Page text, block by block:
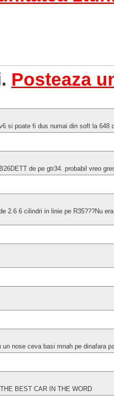
Posteaza
si poate fi dus numai din soft la 648
de pe gtr34. probabil vreo
2.6 6 cilindri in linie pe R35???Nu
nose ceva basi mnah pe dinafara
BEST CAR IN THE WORD